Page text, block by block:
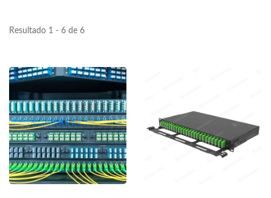
Resultado 1 - 6 de 6